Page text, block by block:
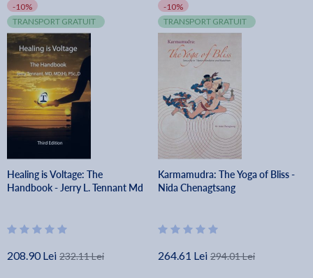
-10%
TRANSPORT GRATUIT
Healing is Voltage: The
Handbook - Jerry L. Tennant Md
208.90 Lei 232.11 Lei
-10%
TRANSPORT GRATUIT
Karmamudra: The Yoga of Bliss -
Nida Chenagtsang
264.61 Lei 294.01 Lei